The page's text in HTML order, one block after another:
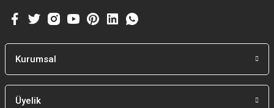
Kurumsal
Üyelik